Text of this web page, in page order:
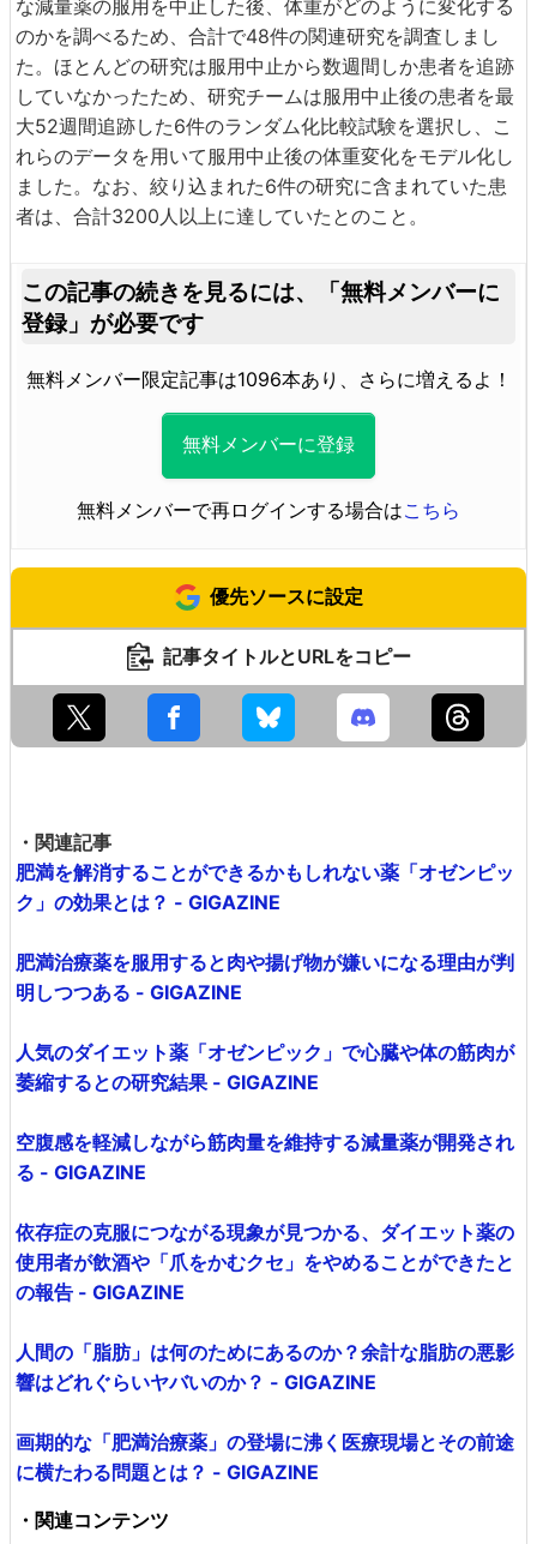
な減量薬の服用を中止した後、体重がどのように変化する
のかを調べるため、合計で48件の関連研究を調査しまし
た。ほとんどの研究は服用中止から数週間しか患者を追跡
していなかったため、研究チームは服用中止後の患者を最
大52週間追跡した6件のランダム化比較試験を選択し、こ
れらのデータを用いて服用中止後の体重変化をモデル化し
ました。なお、絞り込まれた6件の研究に含まれていた患
者は、合計3200人以上に達していたとのこと。
この記事の続きを見るには、
「無料メンバーに
登録」が必要です
無料メンバー限定記事は1096本あり、さらに増えるよ！
無料メンバーに登録
無料メンバーで再ログインする場合はこちら
優先ソースに設定
記事タイトルとURLをコピー
・関連記事
肥満を解消することができるかもしれない薬「オゼンピッ
ク」の効果とは？ - GIGAZINE
肥満治療薬を服用すると肉や揚げ物が嫌いになる理由が判
明しつつある - GIGAZINE
人気のダイエット薬「オゼンピック」で心臓や体の筋肉が
萎縮するとの研究結果 - GIGAZINE
空腹感を軽減しながら筋肉量を維持する減量薬が開発され
る - GIGAZINE
依存症の克服につながる現象が見つかる、ダイエット薬の
使用者が飲酒や「爪をかむクセ」をやめることができたと
の報告 - GIGAZINE
人間の「脂肪」は何のためにあるのか？余計な脂肪の悪影
響はどれぐらいヤバいのか？ - GIGAZINE
画期的な「肥満治療薬」の登場に沸く医療現場とその前途
に横たわる問題とは？ - GIGAZINE
・関連コンテンツ